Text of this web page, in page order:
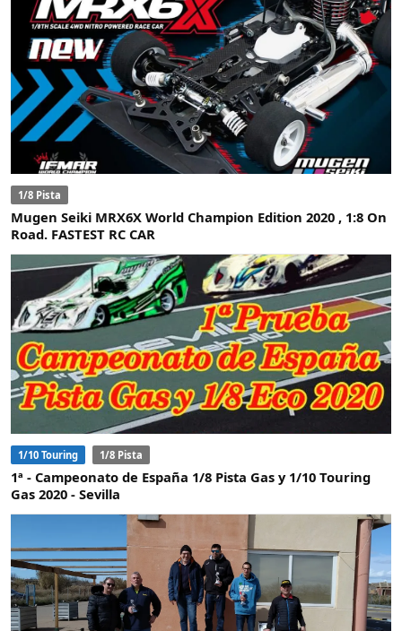
1/8 Pista
Mugen Seiki MRX6X World Champion Edition 2020 , 1:8 On
Road. FASTEST RC CAR
1/10 Touring 1/8 Pista
1ª - Campeonato de España 1/8 Pista Gas y 1/10 Touring
Gas 2020 - Sevilla